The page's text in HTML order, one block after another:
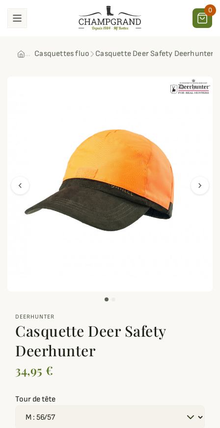
0
Casquettes fluo Casquette Deer Safety Deerhunter
chevron_left
zoom_out_map
chevron_right
DEERHUNTER
Casquette Deer Safety
Deerhunter
34,95 €
Tour de tête